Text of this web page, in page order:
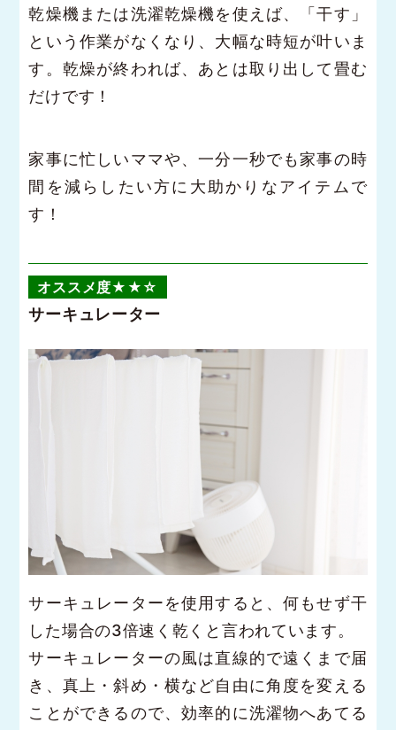
乾燥機または洗濯乾燥機を使えば、「干す」
という作業がなくなり、大幅な時短が叶いま
す。乾燥が終われば、あとは取り出して畳む
だけです！
家事に忙しいママや、一分一秒でも家事の時
間を減らしたい方に大助かりなアイテムで
す！
オススメ度★★☆
サーキュレーター
サーキュレーターを使用すると、何もせず干
した場合の3倍速く乾くと言われています。
サーキュレーターの風は直線的で遠くまで届
き、真上・斜め・横など自由に角度を変える
ことができるので、効率的に洗濯物へあてる